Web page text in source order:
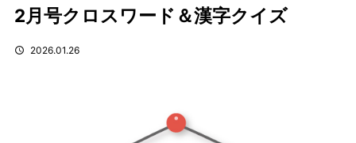
2月号クロスワード＆漢字クイズ
2026.01.26